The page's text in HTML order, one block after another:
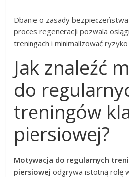
Dbanie o zasady
proces regeneracji pozwala
treningach i minimalizować
Jak znaleźć
do
treningów
piersiowej?
Motywacja do regularnych
piersiowej odgrywa istotną rolę